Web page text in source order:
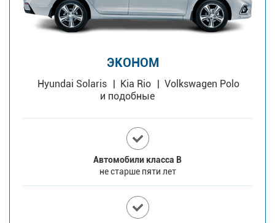
ЭКОНОМ
Hyundai Solaris Kia Rio
Volkswagen Polo
и подобные
Автомобили класса В
не старше пяти лет